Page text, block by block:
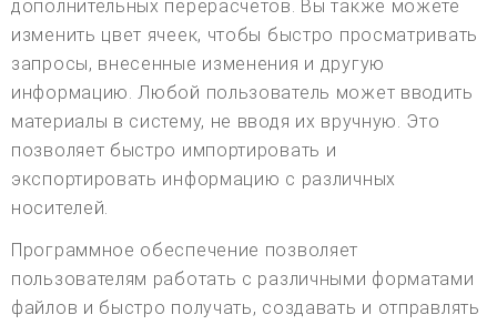
дополнительных перерасчетов. Вы также можете
изменить цвет ячеек, чтобы быстро просматривать
запросы, внесенные изменения и другую
информацию. Любой пользователь может вводить
материалы в систему, не вводя их вручную. Это
позволяет быстро импортировать и
экспортировать информацию с различных
носителей.
Программное обеспечение позволяет
пользователям работать с различными форматами
файлов и быстро получать, создавать и отправлять